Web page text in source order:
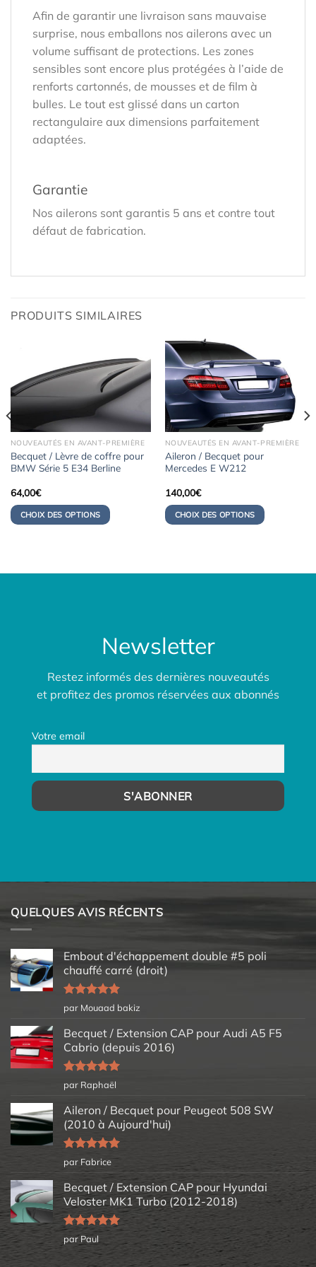
Afin de garantir une livraison sans mauvaise
surprise, nous emballons nos ailerons avec un
volume suffisant de protections. Les zones
sensibles sont encore plus protégées à l’aide de
renforts cartonnés, de mousses et de film à
bulles. Le tout est glissé dans un carton
rectangulaire aux dimensions parfaitement
adaptées.
Garantie
Nos ailerons sont garantis 5 ans et contre tout
défaut de fabrication.
PRODUITS SIMILAIRES
NOUVEAUTÉS EN AVANT-PREMIÈRE
Becquet / Lèvre de coffre pour
BMW Série 5 E34 Berline
64,00€
CHOIX DES OPTIONS
NOUVEAUTÉS EN AVANT-PREMIÈRE
Aileron / Becquet pour
Mercedes E W212
140,00€
CHOIX DES OPTIONS
Newsletter
Restez informés des dernières nouveautés
et profitez des promos réservées aux abonnés
Votre email
QUELQUES AVIS RÉCENTS
Embout d'échappement double #5 poli
chauffé carré (droit)
Note5sur
5
par Mouaad bakiz
Becquet / Extension CAP pour Audi A5 F5
Cabrio (depuis 2016)
Note5sur
5
par Raphaël
Aileron / Becquet pour Peugeot 508 SW
(2010 à Aujourd'hui)
Note5sur
5
par Fabrice
Becquet / Extension CAP pour Hyundai
Veloster MK1 Turbo (2012-2018)
Note5sur
5
par Paul